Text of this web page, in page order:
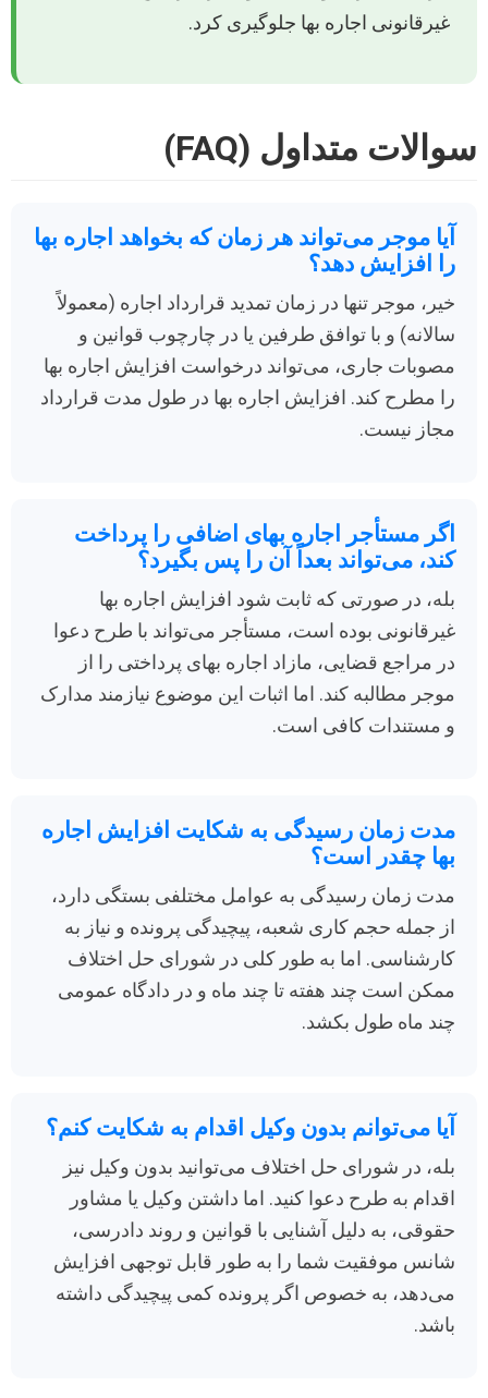
غیرقانونی اجاره بها جلوگیری کرد.
سوالات متداول (FAQ)
آیا موجر می‌تواند هر زمان که بخواهد اجاره بها
را افزایش دهد؟
خیر، موجر تنها در زمان تمدید قرارداد اجاره (معمولاً
سالانه) و با توافق طرفین یا در چارچوب قوانین و
مصوبات جاری، می‌تواند درخواست افزایش اجاره بها
را مطرح کند. افزایش اجاره بها در طول مدت قرارداد
مجاز نیست.
اگر مستأجر اجاره بهای اضافی را پرداخت
کند، می‌تواند بعداً آن را پس بگیرد؟
بله، در صورتی که ثابت شود افزایش اجاره بها
غیرقانونی بوده است، مستأجر می‌تواند با طرح دعوا
در مراجع قضایی، مازاد اجاره بهای پرداختی را از
موجر مطالبه کند. اما اثبات این موضوع نیازمند مدارک
و مستندات کافی است.
مدت زمان رسیدگی به شکایت افزایش اجاره
بها چقدر است؟
مدت زمان رسیدگی به عوامل مختلفی بستگی دارد،
از جمله حجم کاری شعبه، پیچیدگی پرونده و نیاز به
کارشناسی. اما به طور کلی در شورای حل اختلاف
ممکن است چند هفته تا چند ماه و در دادگاه عمومی
چند ماه طول بکشد.
آیا می‌توانم بدون وکیل اقدام به شکایت کنم؟
بله، در شورای حل اختلاف می‌توانید بدون وکیل نیز
اقدام به طرح دعوا کنید. اما داشتن وکیل یا مشاور
حقوقی، به دلیل آشنایی با قوانین و روند دادرسی،
شانس موفقیت شما را به طور قابل توجهی افزایش
می‌دهد، به خصوص اگر پرونده کمی پیچیدگی داشته
باشد.